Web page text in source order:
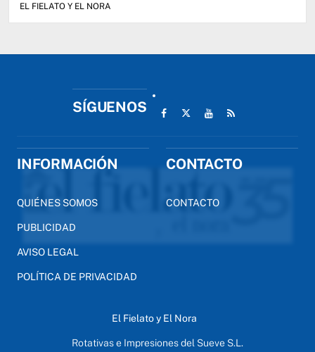
EL FIELATO Y EL NORA
SÍGUENOS
INFORMACIÓN
QUIÉNES SOMOS
PUBLICIDAD
AVISO LEGAL
POLÍTICA DE PRIVACIDAD
CONTACTO
CONTACTO
El Fielato y El Nora
Rotativas e Impresiones del Sueve S.L.